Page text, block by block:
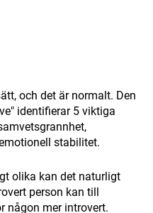
och det är normalt. Den
identifierar 5 viktiga
stabilitet.
olika kan det naturligt
person kan till
någon mer introvert.